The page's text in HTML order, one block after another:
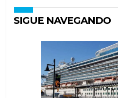
SIGUE NAVEGANDO